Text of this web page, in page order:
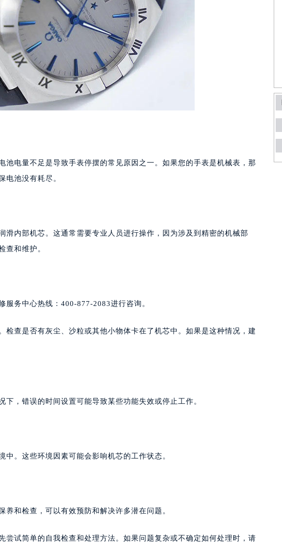
池电量不足是导致手表停摆的常见原因之一。如果您的手表是机械表，那
电池没有耗尽。
滑内部机芯。这通常需要专业人员进行操作，因为涉及到精密的机械部
查和维护。
服务中心热线：400-877-2083进行咨询。
检查是否有灰尘、沙粒或其他小物体卡在了机芯中。如果是这种情况，建
，错误的时间设置可能导致某些功能失效或停止工作。
。这些环境因素可能会影响机芯的工作状态。
和检查，可以有效预防和解决许多潜在问题。
尝试简单的自我检查和处理方法。如果问题复杂或不确定如何处理时，请